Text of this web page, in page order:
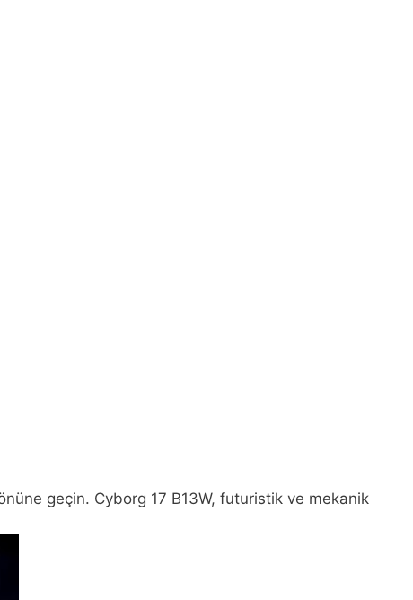
geçin. Cyborg 17 B13W, futuristik ve mekanik